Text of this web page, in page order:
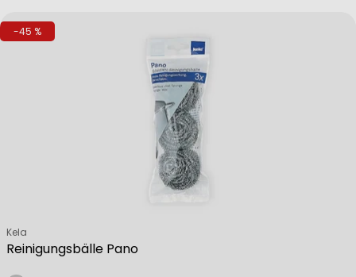
-45 %
Reinigungsbälle Pano
Verkäufer:
Kela